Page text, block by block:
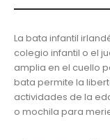
La bata infantil
colegio infantil o el
amplia en el cuello
bata permite la
actividades de la
o mochila para